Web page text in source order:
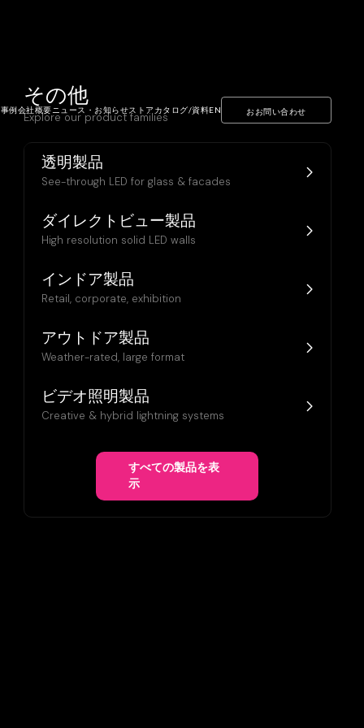
例会社概要 ニュース・お知らせストア カタログ/資料EN おお問い合わせ
その他
Explore our product families
透明製品
See-through LED for glass & facades
ダイレクトビュー製品
High resolution solid LED walls
インドア製品
Retail, corporate, exhibition
アウトドア製品
Weather-rated, large format
ビデオ照明製品
Creative & hybrid lightning systems
すべての製品を表
示